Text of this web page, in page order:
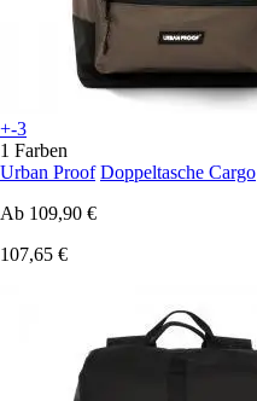
+-3
1 Farben
Urban Proof Doppeltasche Cargo
Ab 109,90 €
107,65 €